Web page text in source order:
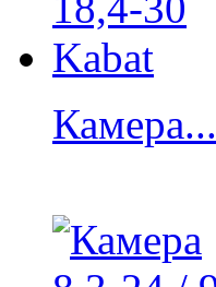
Камера...